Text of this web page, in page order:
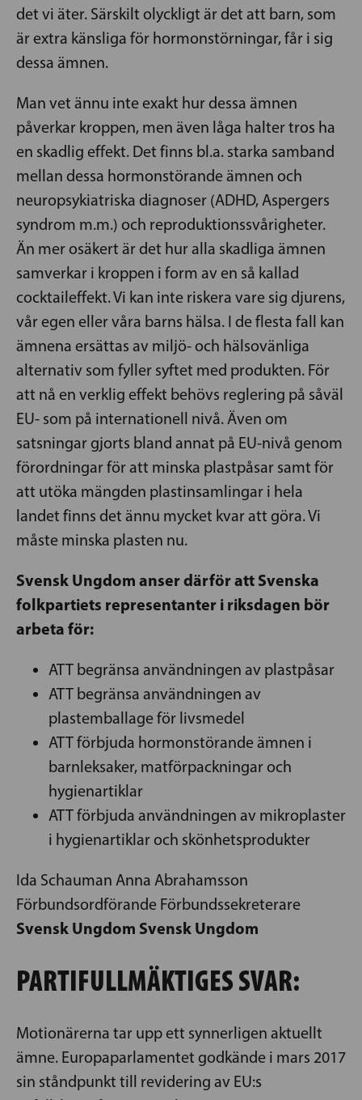
det vi äter. Särskilt olyckligt är det att barn, som
är extra känsliga för hormonstörningar, får i sig
dessa ämnen.
Man vet ännu inte exakt hur dessa ämnen
påverkar kroppen, men även låga halter tros ha
en skadlig effekt. Det finns bl.a. starka samband
mellan dessa hormonstörande ämnen och
neuropsykiatriska diagnoser (ADHD, Aspergers
syndrom m.m.) och reproduktionssvårigheter.
Än mer osäkert är det hur alla skadliga ämnen
samverkar i kroppen i form av en så kallad
cocktaileffekt. Vi kan inte riskera vare sig djurens,
vår egen eller våra barns hälsa. I de flesta fall kan
ämnena ersättas av miljö- och hälsovänliga
alternativ som fyller syftet med produkten. För
att nå en verklig effekt behövs reglering på såväl
EU- som på internationell nivå. Även om
satsningar gjorts bland annat på EU-nivå genom
förordningar för att minska plastpåsar samt för
att utöka mängden plastinsamlingar i hela
landet finns det ännu mycket kvar att göra. Vi
måste minska plasten nu.
Svensk Ungdom anser därför att Svenska
folkpartiets representanter i riksdagen bör
arbeta för:
ATT begränsa användningen av plastpåsar
ATT begränsa användningen av
plastemballage för livsmedel
ATT förbjuda hormonstörande ämnen i
barnleksaker, matförpackningar och
hygienartiklar
ATT förbjuda användningen av mikroplaster
i hygienartiklar och skönhetsprodukter
Ida Schauman Anna Abrahamsson
Förbundsordförande Förbundssekreterare
Svensk Ungdom Svensk Ungdom
PARTIFULLMÄKTIGES SVAR:
Motionärerna tar upp ett synnerligen aktuellt
ämne. Europaparlamentet godkände i mars 2017
sin ståndpunkt till revidering av EU:s